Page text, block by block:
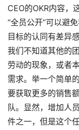
CEO的OKR内容，
“全员公开”可以避
目标的认同有差异
我们不知道其他的
劳动的现象，或者
需求。举一个简单
要获取更多的销售
队。显然，增加人
件之一，但是这个